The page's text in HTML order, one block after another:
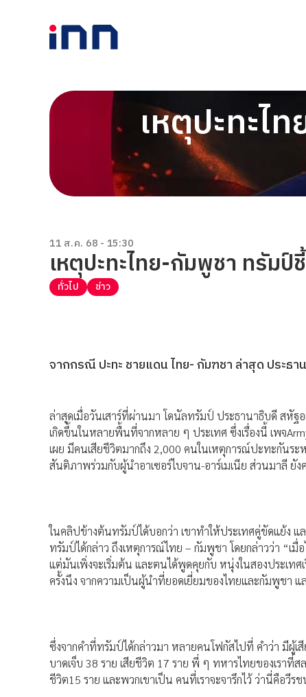
เหตุปะทะ
11 ส.ค. 68 - 15:30
เหตุปะทะไทย-กัมพูชา ทรัม
ทั่วไป ข่าว
จากกรณี ปะทะ ชายแดน ไทย- กัมฑชา ล่าสุด ประธ
ล่าสุดเมื่อวันเสาร์ที่ผ่านมา โดนัลทรัมป์ ประธานาธิบดี สหั
เกิดขึ้นในหลายพื้นที่จากหลาย ๆ ประเทศ ซึ่งเรื่องนี้ เพจ
เผย มีคนเสียชีวิตมากถึง 2,000 คนในเหตุการณ์ปะทะกันร
สันติภาพร่วมกับผู้นำอาเซอร์ไบจาน-อาร์เมเนีย ส่วนมาลี ยั
ในคลิปข้างต้นทรัมป์ได้บอกว่า เขาทำให้ประเทศคู่ขัดแย้ง
ทรัมป์ได้กล่าว ถึงเหตุการณ์ไทย – กัมพูชา โดยกล่าวว่า “
แต่มันเพิ่งจะเริ่มต้น และตนได้พูดคุยกับ หนุ่งในสองประเทศ
ครั้งนึง จากความเป็นผู้นำที่ยอดเยี่ยมของไทยและกัมพูชา แ
ซึ่งจากคำที่ทรัมป์ได้กล่าวมา หลายคนโฟกัสไปที่ คำว่า มีผู้
บาดเจ็บ 38 ราย เสียชีวิต 17 ราย พี่ ๆ ทหารไทยของเราที่
ชีวิต15 ราย และพวกเขาเป็น คนที่เราจะจารึกไว้ ว่านี่คือวีร